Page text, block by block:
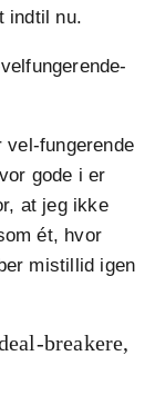
indtil nu.
fungerende
gode i er
at jeg ikke
ét, hvor
mistillid igen
breakere,